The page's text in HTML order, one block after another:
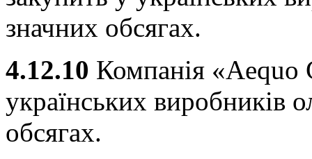
значних обсягах.
4.12.10 Компанія «Aequo
українських виробників
обсягах.